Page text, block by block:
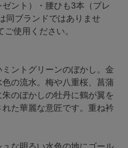
ント）・腰ひも3本（プレ
同ブランドではありませ
使用ください。
ントグリーンのぼかし。金
の流水。梅や八重桜、菖蒲
のぼかしの牡丹に鶴が翼を
た華麗な意匠です。重ね衿